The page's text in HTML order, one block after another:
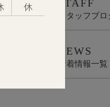
STAFF
スタッフブロ
NEWS
新着情報一覧